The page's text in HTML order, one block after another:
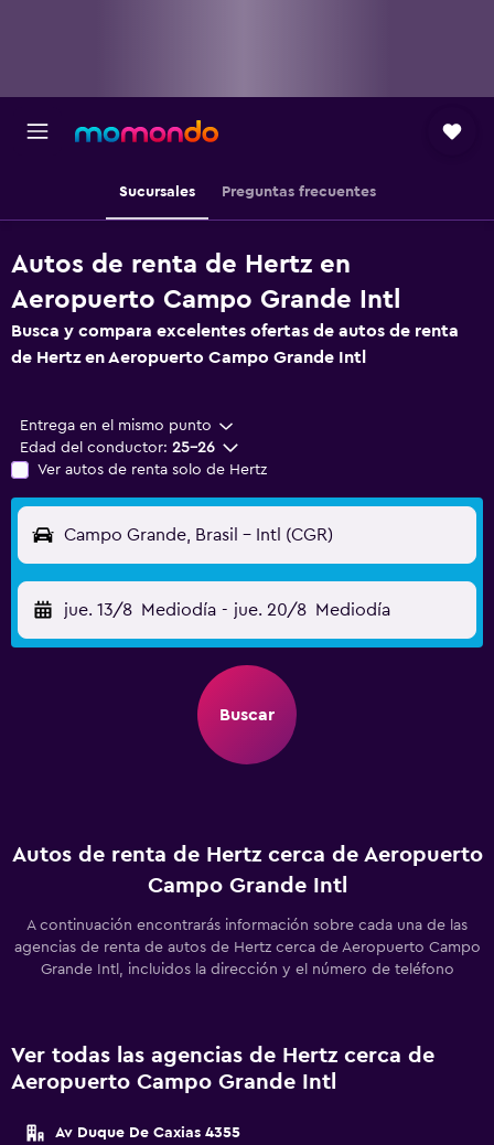
Sucursales Preguntas frecuentes
Autos de renta de Hertz en
Aeropuerto Campo Grande Intl
Busca y compara excelentes ofertas de autos de renta
de Hertz en Aeropuerto Campo Grande Intl
Entrega en el mismo punto
Edad del conductor: 25-26
Ver autos de renta solo de Hertz
Campo Grande, Brasil - Intl (CGR)
jue. 13/8 Mediodía - jue. 20/8 Mediodía
Buscar
Autos de renta de Hertz cerca de Aeropuerto
Campo Grande Intl
A continuación encontrarás información sobre cada una de las
agencias de renta de autos de Hertz cerca de Aeropuerto Campo
Grande Intl, incluidos la dirección y el número de teléfono
Ver todas las agencias de Hertz cerca de
Aeropuerto Campo Grande Intl
Av Duque De Caxias 4355